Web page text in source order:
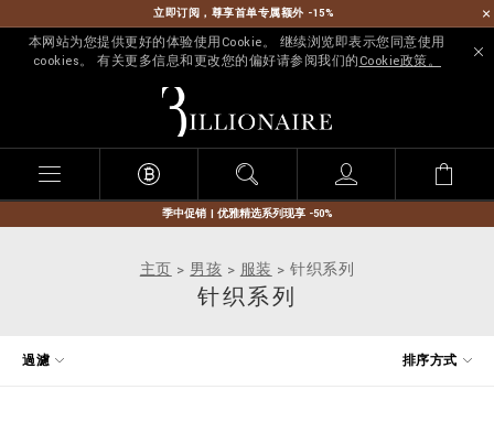
立即订阅，尊享首单专属额外 -15%
本网站为您提供更好的体验使用Cookie。 继续浏览即表示您同意使用
cookies。 有关更多信息和更改您的偏好请参阅我们的 Cookie政策。
l
l
o
n
r
季中促销 | 优雅精选系列现享 -50%
主页 男孩 服装 针织系列
针织系列
排序方式
過濾